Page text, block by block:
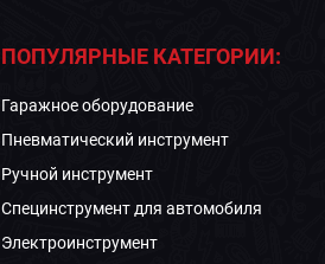
ПОПУЛЯРНЫЕ КАТЕГОРИИ:
Гаражное оборудование
Пневматический инструмент
Ручной инструмент
Специнструмент для автомобиля
Электроинструмент